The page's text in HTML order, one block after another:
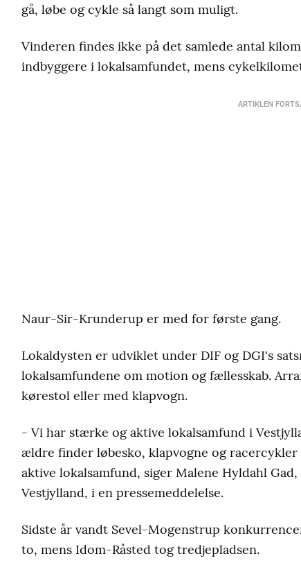
gå, løbe og cykle så langt som muligt.
Vinderen findes ikke på det samlede antal
indbyggere i lokalsamfundet, mens
ARTIKLEN
Naur-Sir-Krunderup er med for første gang.
Lokaldysten er udviklet under DIF og DGI's
lokalsamfundene om motion og fællesskab.
kørestol eller med klapvogn.
- Vi har stærke og aktive lokalsamfund i
ældre finder løbesko, klapvogne og
aktive lokalsamfund, siger Malene Hyldahl
Vestjylland, i en pressemeddelelse.
Sidste år vandt Sevel-Mogenstrup
to, mens Idom-Råsted tog tredjepladsen.